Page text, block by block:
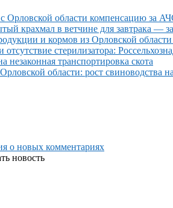
Орловской области компенсацию за
крахмал в ветчине для завтрака —
и кормов из Орловской
стерилизатора:
незаконная транспортировка скота
области: рост свиноводства
о новых комментариях
новость